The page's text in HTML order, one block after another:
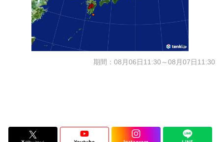
期間：08月06日11:30～08月07日11:30